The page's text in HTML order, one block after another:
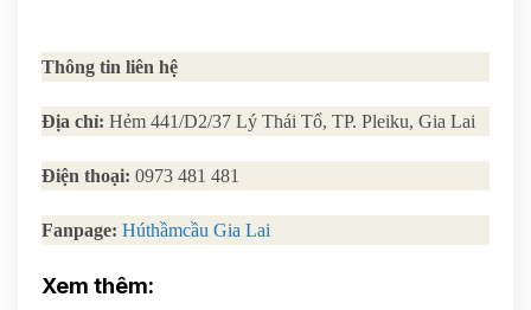
Thông tin liên hệ
Địa chỉ: Hẻm 441/D2/37 Lý Thái Tổ, TP. Pleiku, Gia Lai
Điện thoại: 0973 481 481
Fanpage: Húthầmcầu Gia Lai
Xem thêm: